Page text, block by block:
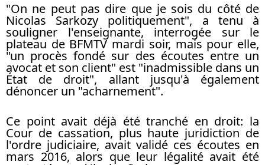
"On ne peut pas dire que je sois du côté de
Nicolas Sarkozy politiquement", a tenu à
souligner l'enseignante, interrogée sur le
plateau de BFMTV mardi soir, mais pour elle,
"un procès fondé sur des écoutes entre un
avocat et son client" est "inadmissible dans un
État de droit", allant jusqu'à également
dénoncer un "acharnement".
Ce point avait déjà été tranché en droit: la
Cour de cassation, plus haute juridiction de
l'ordre judiciaire, avait validé ces écoutes en
mars 2016, alors que leur légalité avait été